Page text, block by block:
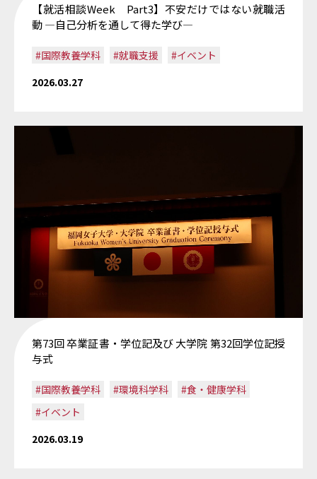
【就活相談Week Part3】不安だけではない就職活
動 ―自己分析を通して得た学び―
#国際教養学科 #就職支援
#イベント
2026.03.27
第73回 卒業証書・学位記及び 大学院 第32回学位記授
与式
#国際教養学科 #環境科学科
#食・健康学科
#イベント
2026.03.19